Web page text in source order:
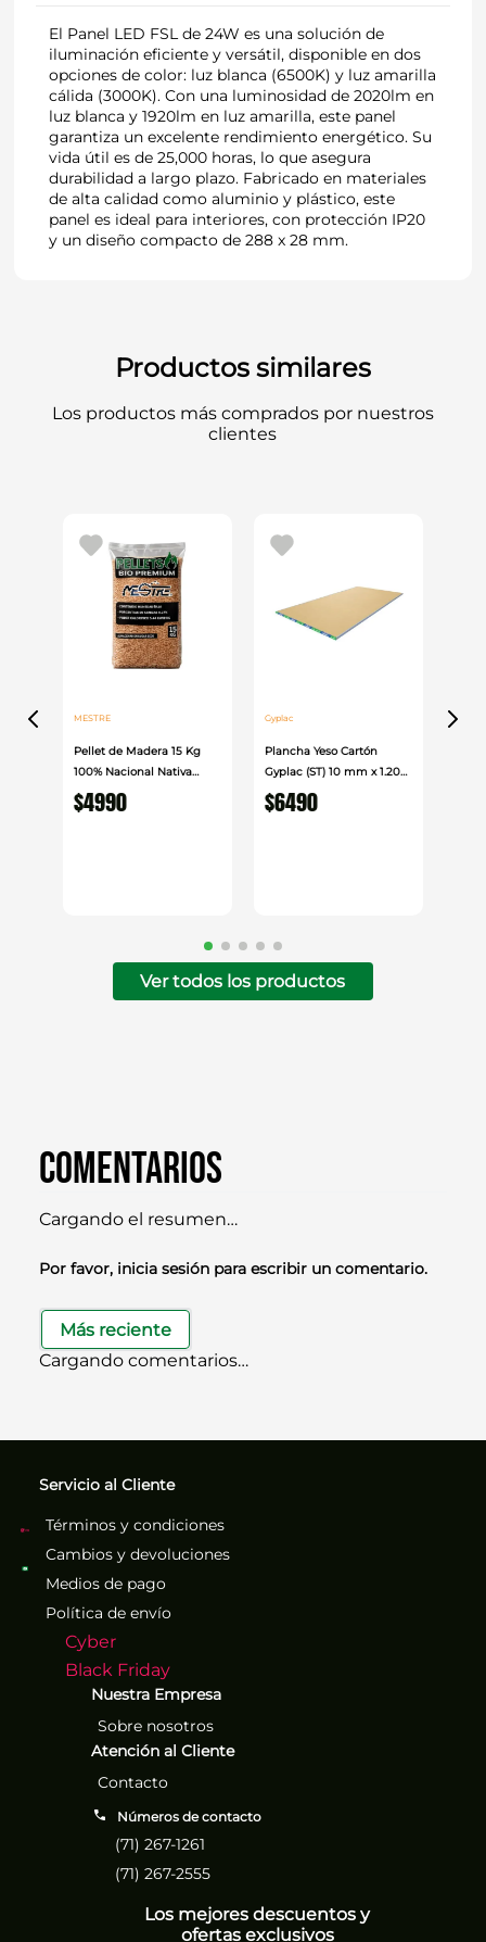
El Panel LED FSL de 24W es una solución de
iluminación eficiente y versátil, disponible en dos
opciones de color: luz blanca (6500K) y luz amarilla
cálida (3000K). Con una luminosidad de 2020lm en
luz blanca y 1920lm en luz amarilla, este panel
garantiza un excelente rendimiento energético. Su
vida útil es de 25,000 horas, lo que asegura
durabilidad a largo plazo. Fabricado en materiales
de alta calidad como aluminio y plástico, este
panel es ideal para interiores, con protección IP20
y un diseño compacto de 288 x 28 mm.
Productos similares
Los productos más comprados por nuestros
clientes
MESTRE
Pellet de Madera 15 Kg
100% Nacional Nativa
Mestre
$4990
Gyplac
Plancha Yeso Cartón
Gyplac (ST) 10 mm x 1.20
cm x 2.40cm
$6490
Ver todos los productos
Comentarios
Cargando el resumen…
Por favor, inicia sesión para escribir un comentario.
Más reciente
Cargando comentarios…
Servicio al Cliente
Términos y condiciones
Cambios y devoluciones
Medios de pago
Política de envío
Cyber
Black Friday
Nuestra Empresa
Sobre nosotros
Atención al Cliente
Contacto
Números de contacto
(71) 267-1261
(71) 267-2555
Los mejores descuentos y
ofertas exclusivos